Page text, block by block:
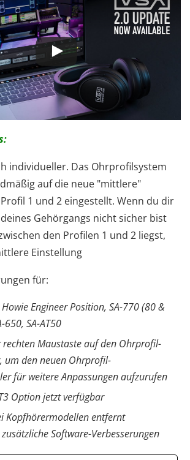
individueller. Das Ohrprofilsystem
auf die neue "mittlere"
1 und 2 eingestellt. Wenn du dir
Gehörgangs nicht sicher bist
den Profilen 1 und 2 liegst,
Einstellung
für:
Engineer Position, SA-770 (80 &
650, SA-AT50
rechten Maustaste auf den Ohrprofil-
um den neuen Ohrprofil-
für weitere Anpassungen aufzurufen
Option jetzt verfügbar
Kopfhörermodellen entfernt
Software-Verbesserungen